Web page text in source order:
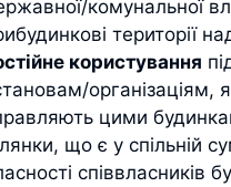
комунальної
території
користування
організаціям,
цими
що є у спільній
співвласників